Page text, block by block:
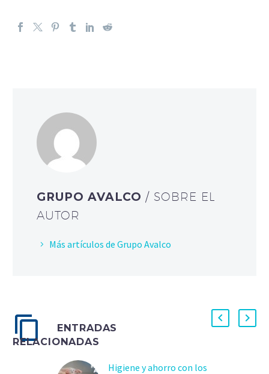
GRUPO AVALCO/ SOBRE EL
AUTOR
Más artículos de Grupo Avalco
ENTRADAS
RELACIONADAS
Higiene y ahorro con los